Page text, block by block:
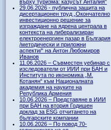
върху туризма: казусът Анталия“
29.06.2026 - публична защита на
дисертационен труд „Окончателно
инвестиционно решение за
изграждане на ядрена централа в
контекста на либерализиран
електроенергиен пазар в България
/методически и приложни
аспекти/“ на Антон Любомиров
Иванов
11.06.2026 – Съвместен уебинар с
изследователи от ИИИ при БАН и
Института по икономика „М.
Котанян“ към Националната
академия на науките на
Република Армения
10.06.2026 – Представяне в ИИИ
при БАН на втория Годишен
доклад за ESG отчитането на
българските компании
10.06.2026 – По повод 70-